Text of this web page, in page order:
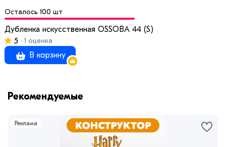
Осталось 100 шт
Дубленка искусственная OSSOBA 44 (S)
5
1 оценка
В корзину
Рекомендуемые
Реклама